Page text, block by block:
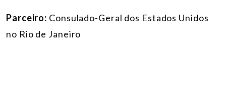
Parceiro: Consulado-Geral dos Estados Unidos
no Rio de Janeiro